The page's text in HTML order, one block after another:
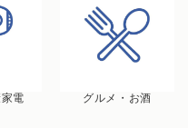
電 グルメ・お酒